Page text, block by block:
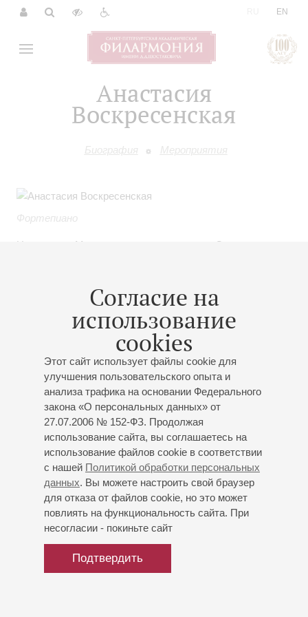
EN
Анастасия
Воскресенская
Биография Мероприятия
Согласие на
использование
cookies
Этот сайт использует файлы cookie для
улучшения пользовательского опыта и
анализа трафика на основании Федерального
закона «О персональных данных» от
27.07.2006 № 152-ФЗ. Продолжая
использование сайта, вы соглашаетесь на
использование файлов cookie в соответствии
с нашей Политикой обработки персональных
данных. Вы можете настроить свой браузер
для отказа от файлов cookie, но это может
повлиять на функциональность сайта. При
несогласии - покиньте сайт
Подтвердить
Фортепиано
Hодилась в Москве в семье музыкантов. Окончила
в Московскую консерваторию (класс профессора
Е.И.Кузнецовой). С 2008 по 2011 год проходила обучение
в аспирантуре.
Лауреат международных конкурсов, среди которых
Международный конкурс им.Ф.Шуберта (Дортмунд,
Германия, 2005), Международный конкурс им.А.Скрябина
(Париж, Франция, 2006), Международный конкурс
"Mauro Monopoli Prize" (Барлетта, Италия, 2009).
С 2009 года преподает в Московской консерватории
на кафедре специального фортепиано как ассистент, с
2016 года имеет свой класс.